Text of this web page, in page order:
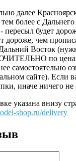
далее
более с
будет
дороже, чем
Восток
по
самостоятельно
сайте). Если
иначе ничего не
указана внизу
shop.ru/delivery